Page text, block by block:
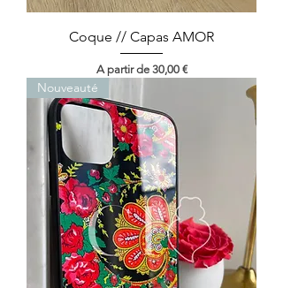
Coque // Capas AMOR
A partir de 30,00 €
Preço promocional
Nouveauté